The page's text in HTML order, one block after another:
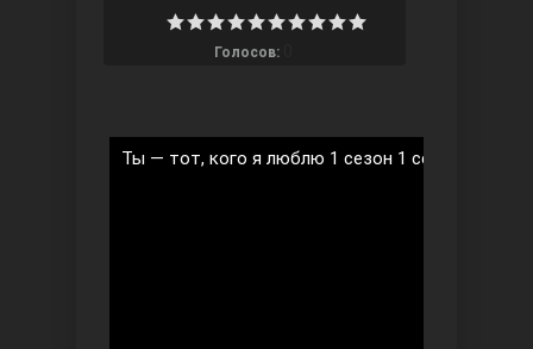
Голосов:
Ты — тот, кого я люблю 1 сезон 1 серия на